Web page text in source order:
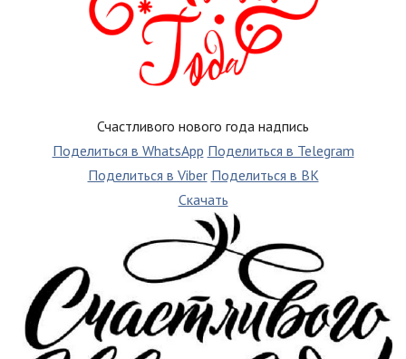
Счастливого нового года надпись
Поделиться в WhatsApp Поделиться в Telegram
Поделиться в Viber Поделиться в ВК
Скачать